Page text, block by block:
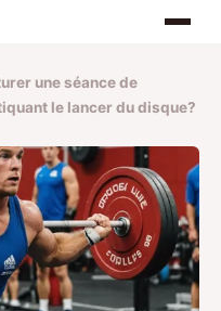
une séance de
le lancer du disque?